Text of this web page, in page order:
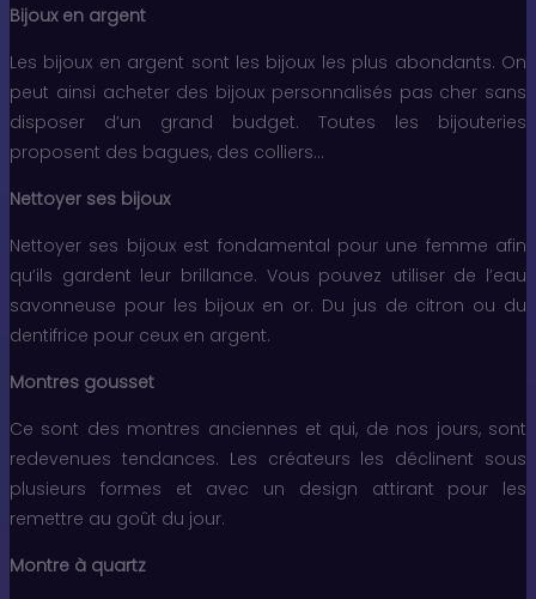
Bijoux en argent
Les bijoux en argent sont les bijoux les plus abondants. On
peut ainsi acheter des bijoux personnalisés pas cher sans
disposer d’un grand budget. Toutes les bijouteries
proposent des bagues, des colliers…
Nettoyer ses bijoux
Nettoyer ses bijoux est fondamental pour une femme afin
qu’ils gardent leur brillance. Vous pouvez utiliser de l’eau
savonneuse pour les bijoux en or. Du jus de citron ou du
dentifrice pour ceux en argent.
Montres gousset
Ce sont des montres anciennes et qui, de nos jours, sont
redevenues tendances. Les créateurs les déclinent sous
plusieurs formes et avec un design attirant pour les
remettre au goût du jour.
Montre à quartz